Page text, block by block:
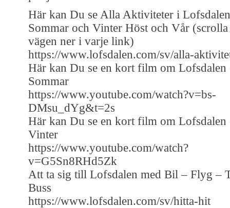
Här kan Du se Alla Aktiviteter i Lofsdalen
Sommar och Vinter Höst och Vår (scrolla
vägen ner i varje link)
https://www.lofsdalen.com/sv/alla-
Här kan Du se en kort film om Lofsdalen
Sommar
https://www.youtube.com/watch?v=bs-
DMsu_dYg&t=2s
Här kan Du se en kort film om Lofsdalen
Vinter
https://www.youtube.com/watch?
v=G5Sn8RHd5Zk
Att ta sig till Lofsdalen med Bil – Flyg –
Buss
https://www.lofsdalen.com/sv/hitta-hit